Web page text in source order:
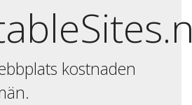
kostnaden